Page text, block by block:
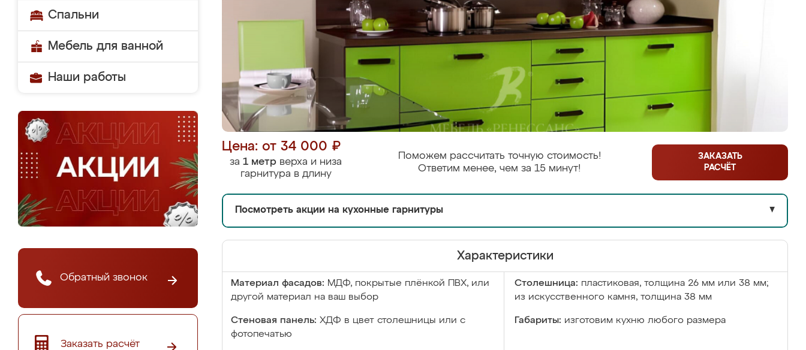
Спальни
Мебель для ванной
Наши работы
Обратный звонок
Заказать расчёт
Цена: от 34 000 ₽
за 1 метр верха и низа
гарнитура в длину
Поможем рассчитать точную стоимость!
Ответим менее, чем за 15 минут!
ЗАКАЗАТЬ
РАСЧЁТ
Посмотреть акции на кухонные гарнитуры ▼
Характеристики
Материал фасадов: МДФ, покрытые плёнкой ПВХ, или
другой материал на ваш выбор
Столешница: пластиковая, толщина 26 мм или 38 мм;
из искусственного камня, толщина 38 мм
Стеновая панель: ХДФ в цвет столешницы или с
фотопечатью
Габариты: изготовим кухню любого размера